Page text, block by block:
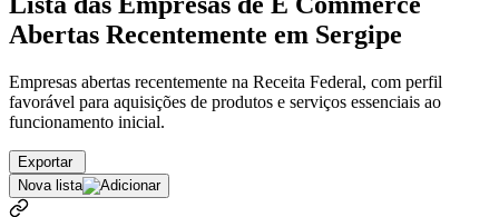
Abertas Recentemente em Sergipe
Empresas abertas recentemente na Receita Federal, com perfil
favorável para aquisições de produtos e serviços essenciais ao
funcionamento inicial.
Exportar
Nova lista